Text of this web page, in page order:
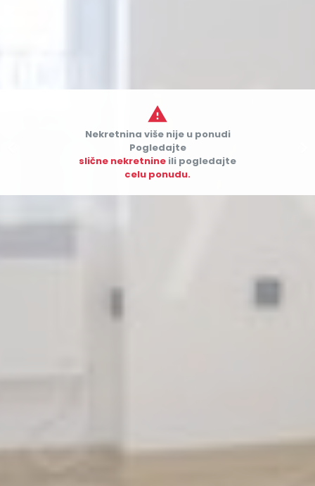

Nekretnina više nije u ponudi
Pogledajte
slične nekretnine ili pogledajte
celu ponudu.